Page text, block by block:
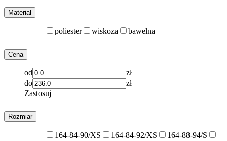
Materiał
poliester wiskoza bawełna
Cena
od
zł
do
zł
Zastosuj
Rozmiar
164-84-90/XS 164-84-92/XS
164-88-94/S